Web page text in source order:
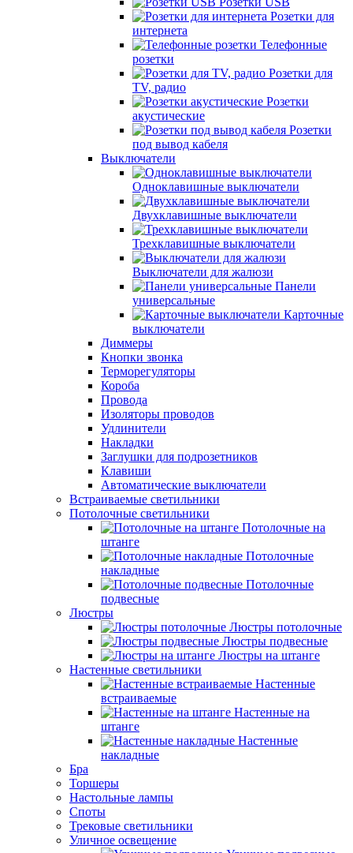
Розетки для
интернета
Телефонные
розетки
Розетки для
TV, радио
Розетки
акустические
Розетки
под вывод кабеля
Выключатели
Одноклавишные выключатели
Двухклавишные выключатели
Трехклавишные выключатели
Выключатели для жалюзи
Панели
универсальные
Карточные
выключатели
Диммеры
Кнопки звонка
Терморегуляторы
Короба
Провода
Изоляторы проводов
Удлинители
Накладки
Заглушки для подрозетников
Клавиши
Автоматические выключатели
Встраиваемые светильники
Потолочные светильники
Потолочные на
штанге
Потолочные
накладные
Потолочные
подвесные
Люстры
Люстры потолочные
Люстры подвесные
Люстры на штанге
Настенные светильники
Настенные
встраиваемые
Настенные на
штанге
Настенные
накладные
Бра
Торшеры
Настольные лампы
Споты
Трековые светильники
Уличное освещение